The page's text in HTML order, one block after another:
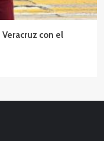
con el